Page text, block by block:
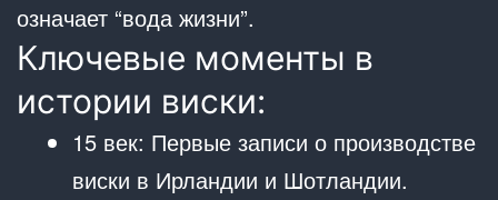
означает “вода жизни”.
Ключевые моменты в
истории виски:
15 век: Первые записи о производстве
виски в Ирландии и Шотландии.